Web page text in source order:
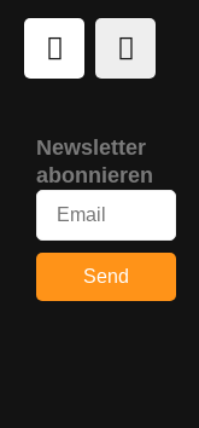
Newsletter
abonnieren
Send